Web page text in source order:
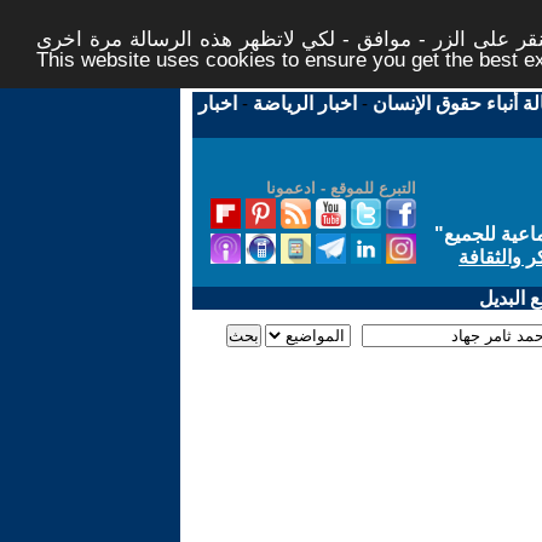
على الزر - موافق - لكي لاتظهر هذه الرسالة مرة اخرى -
This website uses cookies to ensure you get the best
أنباء حقوق الإنسان - اخبار الرياضة - اخبار
التبرع للموقع - ادعمونا
للجميع"
والثقافة
البديل